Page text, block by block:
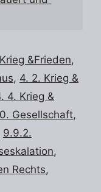
&Frieden,
, 4. 2. Krieg &
4. Krieg &
Gesellschaft,
9.9.2.
,
Rechts,